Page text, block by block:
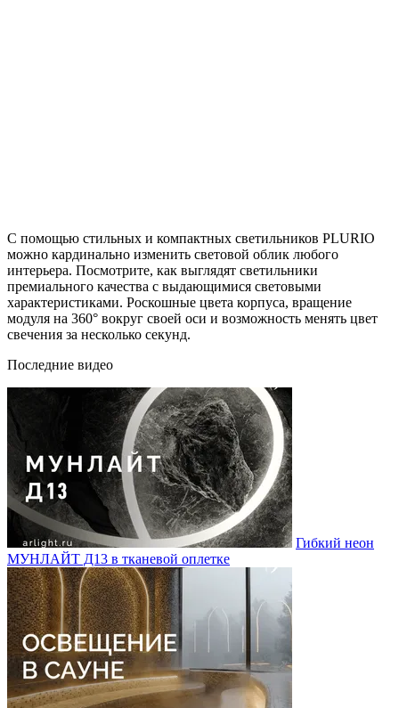
С помощью стильных и компактных светильников PLURIO
можно кардинально изменить световой облик любого
интерьера. Посмотрите, как выглядят светильники
премиального качества с выдающимися световыми
характеристиками. Роскошные цвета корпуса, вращение
модуля на 360° вокруг своей оси и возможность менять цвет
свечения за несколько секунд.
Последние видео
Гибкий неон
МУНЛАЙТ Д13 в тканевой оплетке